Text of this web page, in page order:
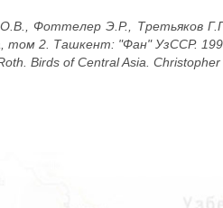
Фоттелер Э.Р., Третьяков
2. Ташкент: "Фан" УзССР.
Birds of Central Asia.